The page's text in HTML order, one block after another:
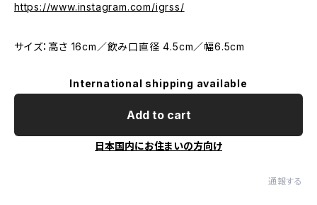
https://www.instagram.com/igrss/
サイズ：高さ 16cm／飲み口直径 4.5cm／幅6.5cm
International shipping available
Add to cart
日本国内にお住まいの方向け
通報する